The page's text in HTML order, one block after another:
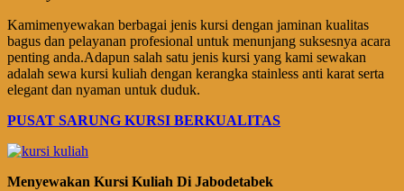
Kamimenyewakan berbagai jenis kursi dengan jaminan kualitas
bagus dan pelayanan profesional untuk menunjang suksesnya acara
penting anda.Adapun salah satu jenis kursi yang kami sewakan
adalah sewa kursi kuliah dengan kerangka stainless anti karat serta
elegant dan nyaman untuk duduk.
PUSAT SARUNG KURSI BERKUALITAS
Menyewakan Kursi Kuliah Di Jabodetabek